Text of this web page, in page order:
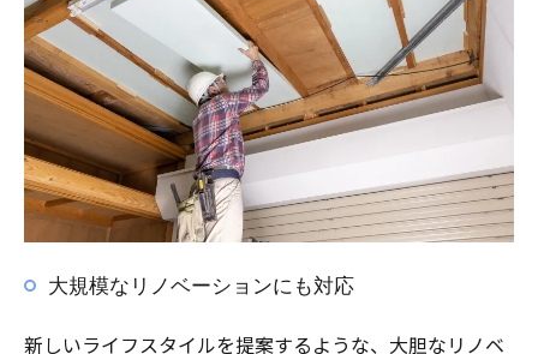
大規模なリノベーションにも対応
新しいライフスタイルを提案するような、大胆なリノベ